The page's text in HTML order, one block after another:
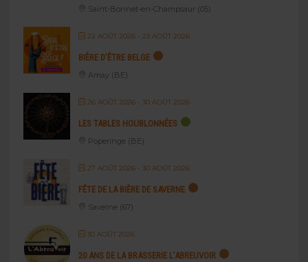
Saint-Bonnet-en-Champsaur (05)
22 AOÛT 2026- 23 AOÛT 2026
BIÈRE D’ÊTRE BELGE
Amay (BE)
26 AOÛT 2026- 30 AOÛT 2026
LES TABLES HOUBLONNÉES
Poperinge (BE)
27 AOÛT 2026- 30 AOÛT 2026
FÊTE DE LA BIÈRE DE SAVERNE
Saverne (67)
30 AOÛT 2026
20 ANS DE LA BRASSERIE L’ABREUVOIR